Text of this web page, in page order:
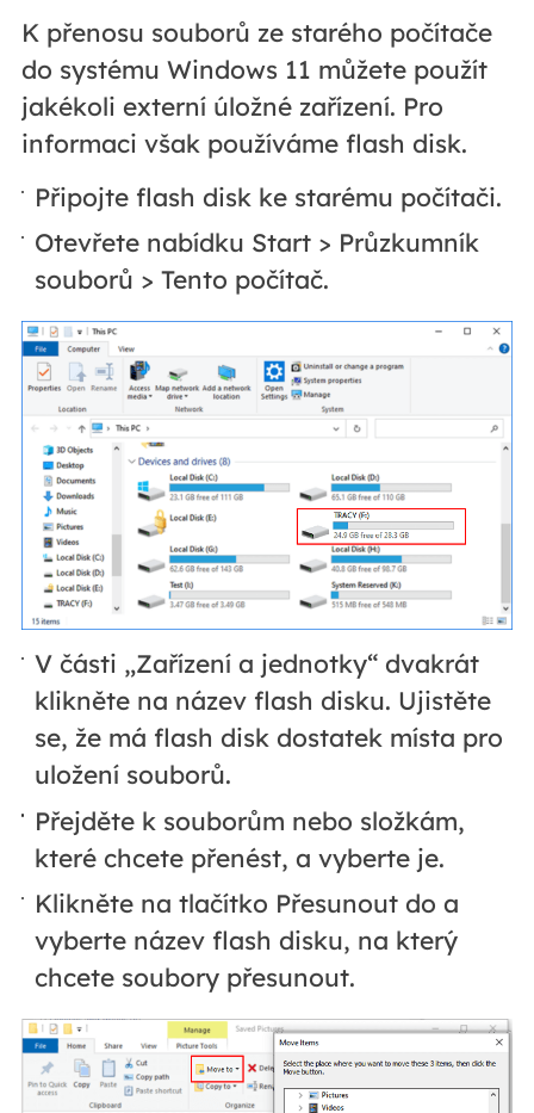
K přenosu souborů ze starého počítače
do systému Windows 11 můžete použít
jakékoli externí úložné zařízení. Pro
informaci však používáme flash disk.
Připojte flash disk ke starému počítači.
Otevřete nabídku Start > Průzkumník
souborů > Tento počítač.
V části „Zařízení a jednotky“ dvakrát
klikněte na název flash disku. Ujistěte
se, že má flash disk dostatek místa pro
uložení souborů.
Přejděte k souborům nebo složkám,
které chcete přenést, a vyberte je.
Klikněte na tlačítko Přesunout do a
vyberte název flash disku, na který
chcete soubory přesunout.